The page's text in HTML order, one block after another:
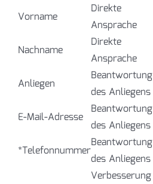
Vorname
Direkte
Ansprache
Nachname
Direkte
Ansprache
Anliegen
Beantwortung
des Anliegens
E-Mail-Adresse
Beantwortung
des Anliegens
*Telefonnummer
Beantwortung
des Anliegens
Verbesserung